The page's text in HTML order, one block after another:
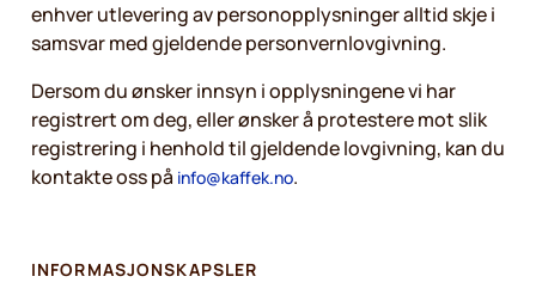
enhver utlevering av personopplysninger alltid skje i
samsvar med gjeldende personvernlovgivning.
Dersom du ønsker innsyn i opplysningene vi har
registrert om deg, eller ønsker å protestere mot slik
registrering i henhold til gjeldende lovgivning, kan du
kontakte oss på info@kaffek.no.
INFORMASJONSKAPSLER